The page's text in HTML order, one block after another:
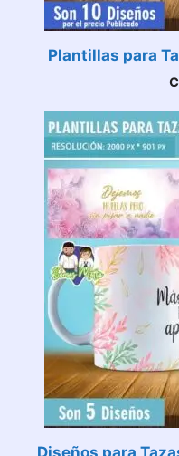
Plantillas para
Diseños para